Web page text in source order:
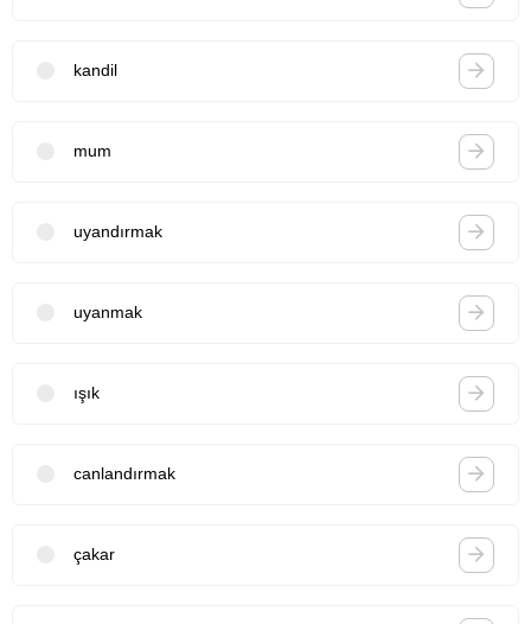
kandil
mum
uyandırmak
uyanmak
ışık
canlandırmak
çakar